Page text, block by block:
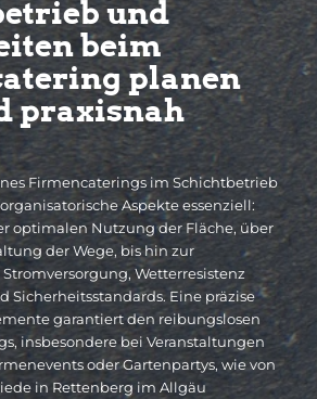
und
beim
planen
praxisnah
Firmencaterings im Schichtbetrieb
Aspekte essenziell:
optimalen Nutzung der Fläche, über
der Wege, bis hin zur
Wetterresistenz
Sicherheitsstandards. Eine präzise
garantiert den reibungslosen
insbesondere bei Veranstaltungen
oder Gartenpartys, wie von
in Rettenberg im Allgäu